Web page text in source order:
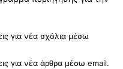
για νέα σχόλια μέσω
για νέα άρθρα μέσω email.